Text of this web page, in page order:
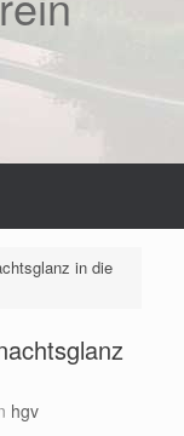
in die
hgv